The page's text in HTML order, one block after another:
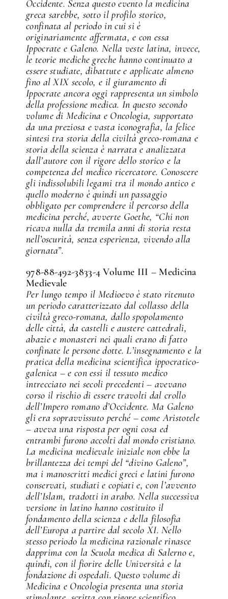
Occidente. Senza questo evento la medicina
greca sarebbe, sotto il profilo storico,
confinata al periodo in cui si è
originariamente affermata, e con essa
Ippocrate e Galeno. Nella veste latina, invece,
le teorie mediche greche hanno continuato a
essere studiate, dibattute e applicate almeno
fino al XIX secolo, e il giuramento di
Ippocrate ancora oggi rappresenta un simbolo
della professione medica. In questo secondo
volume di Medicina e Oncologia, supportato
da una preziosa e vasta iconografia, la felice
sintesi tra storia della civiltà greco-romana e
storia della scienza è narrata e analizzata
dall’autore con il rigore dello storico e la
competenza del medico ricercatore. Conoscere
gli indissolubili legami tra il mondo antico e
quello moderno è quindi un passaggio
obbligato per comprendere il percorso della
medicina perché, avverte Goethe, “Chi non
ricava nulla da tremila anni di storia resta
nell’oscurità, senza esperienza, vivendo alla
giornata”.
978-88-492-3833-4 Volume III – Medicina
Medievale
Per lungo tempo il Medioevo è stato ritenuto
un periodo caratterizzato dal collasso della
civiltà greco-romana, dallo spopolamento
delle città, da castelli e austere cattedrali,
abazie e monasteri nei quali erano di fatto
confinate le persone dotte. L’insegnamento e la
pratica della medicina scientifica ippocratico-
galenica – e con essi il tessuto medico
intrecciato nei secoli precedenti – avevano
corso il rischio di essere travolti dal crollo
dell’Impero romano d’Occidente. Ma Galeno
gli era sopravvissuto perché – come Aristotele
– aveva una risposta per ogni cosa ed
entrambi furono accolti dal mondo cristiano.
La medicina medievale iniziale non ebbe la
brillantezza dei tempi del “divino Galeno”,
ma i manoscritti medici greci e latini furono
conservati, studiati e copiati e, con l’avvento
dell’Islam, tradotti in arabo. Nella successiva
versione in latino hanno costituito il
fondamento della scienza e della filosofia
dell’Europa a partire dal secolo XI. Nello
stesso periodo la medicina razionale rinasce
dapprima con la Scuola medica di Salerno e,
quindi, con il fiorire delle Università e la
fondazione di ospedali. Questo volume di
Medicina e Oncologia presenta una storia